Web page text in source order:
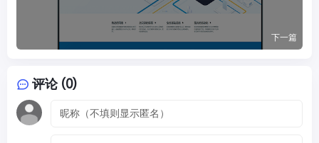
下一篇
评论 (0)